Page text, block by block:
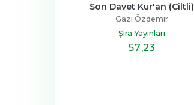
Son Davet Kur'an (Ciltli)
Gazi Özdemir
Şira Yayınları
57,23